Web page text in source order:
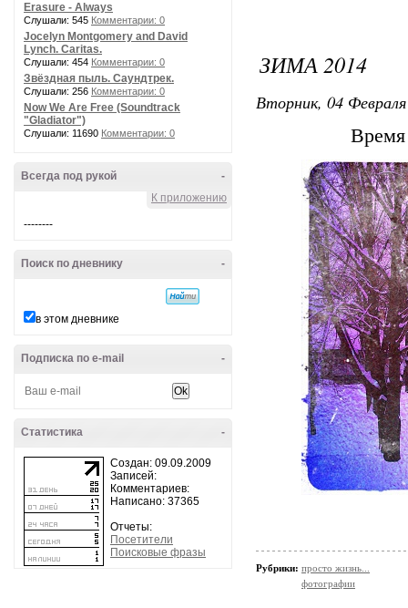
Erasure - Always
Слушали: 545 Комментарии: 0
Jocelyn Montgomery and David
Lynch. Caritas.
Слушали: 454 Комментарии: 0
Звёздная пыль. Саундтрек.
Слушали: 256 Комментарии: 0
Now We Are Free (Soundtrack
"Gladiator")
Слушали: 11690 Комментарии: 0
-
Всегда под рукой
К приложению
--------
-
Поиск по дневнику
в этом дневнике
-
Подписка по e-mail
-
Статистика
Создан: 09.09.2009
Записей:
Комментариев:
Написано: 37365
Отчеты:
Посетители
Поисковые фразы
ЗИМА 2014
Вторник, 04
Время
Рубрики: просто жизнь...
фотографии